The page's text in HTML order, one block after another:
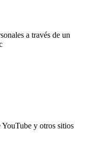
a través de un
YouTube y otros sitios